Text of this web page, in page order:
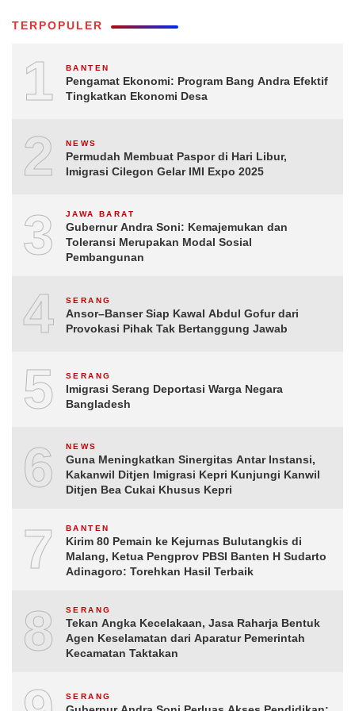
TERPOPULER
1 BANTEN
Pengamat Ekonomi: Program Bang Andra Efektif
Tingkatkan Ekonomi Desa
2 NEWS
Permudah Membuat Paspor di Hari Libur,
Imigrasi Cilegon Gelar IMI Expo 2025
3 JAWA BARAT
Gubernur Andra Soni: Kemajemukan dan
Toleransi Merupakan Modal Sosial
Pembangunan
4 SERANG
Ansor–Banser Siap Kawal Abdul Gofur dari
Provokasi Pihak Tak Bertanggung Jawab
5 SERANG
Imigrasi Serang Deportasi Warga Negara
Bangladesh
6 NEWS
Guna Meningkatkan Sinergitas Antar Instansi,
Kakanwil Ditjen Imigrasi Kepri Kunjungi Kanwil
Ditjen Bea Cukai Khusus Kepri
7 BANTEN
Kirim 80 Pemain ke Kejurnas Bulutangkis di
Malang, Ketua Pengprov PBSI Banten H Sudarto
Adinagoro: Torehkan Hasil Terbaik
8 SERANG
Tekan Angka Kecelakaan, Jasa Raharja Bentuk
Agen Keselamatan dari Aparatur Pemerintah
Kecamatan Taktakan
SERANG